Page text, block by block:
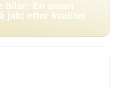
bilar: En smart
jakt efter kvalitet